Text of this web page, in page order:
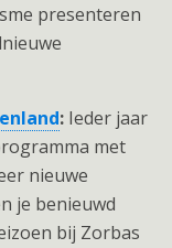
presenteren
: Ieder jaar
met
nieuwe
je benieuwd
bij Zorbas